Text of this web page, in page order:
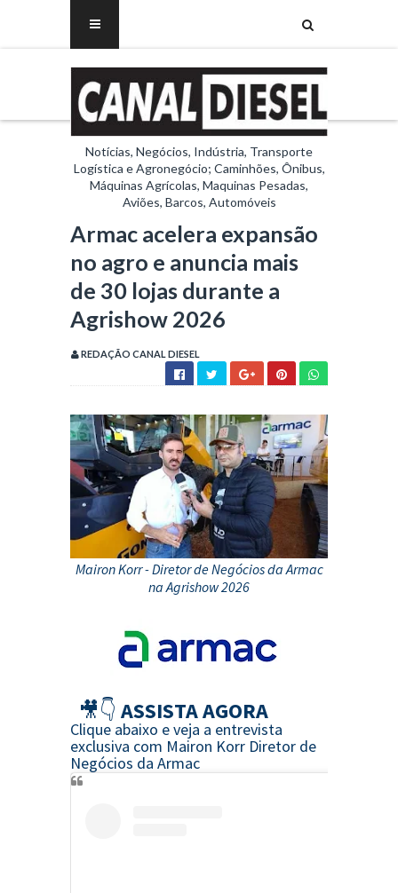
Notícias, Negócios, Indústria, Transporte
Logística e Agronegócio; Caminhões, Ônibus,
Máquinas Agrícolas, Maquinas Pesadas,
Aviões, Barcos, Automóveis
Armac acelera expansão
no agro e anuncia mais
de 30 lojas durante a
Agrishow 2026
REDAÇÃO CANAL DIESEL
Mairon Korr - Diretor de Negócios da Armac
na Agrishow 2026
🎥👇 ASSISTA AGORA
Clique abaixo e veja a entrevista
exclusiva com Mairon Korr Diretor de
Negócios da Armac